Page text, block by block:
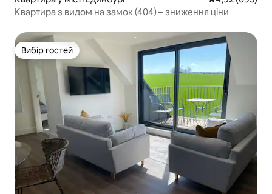
Квартира з видом на замок (404) – зниження ціни
Вибір гостей
Вибір гостей